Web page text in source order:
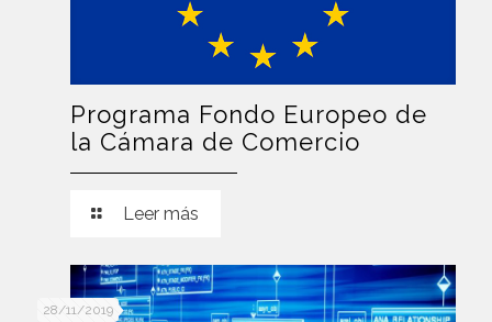
Programa Fondo Europeo de
la Cámara de Comercio
Leer más
28/11/2019